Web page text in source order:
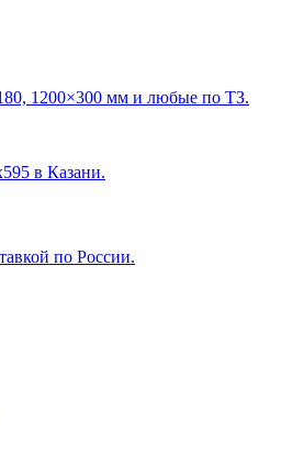
1200×300 мм и любые по ТЗ.
в Казани.
по России.